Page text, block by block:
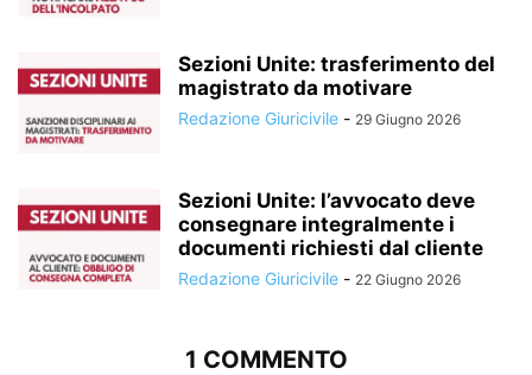
Sezioni Unite: trasferimento del
magistrato da motivare
Redazione Giuricivile - 29 Giugno 2026
Sezioni Unite: l’avvocato deve
consegnare integralmente i
documenti richiesti dal cliente
Redazione Giuricivile - 22 Giugno 2026
1 COMMENTO